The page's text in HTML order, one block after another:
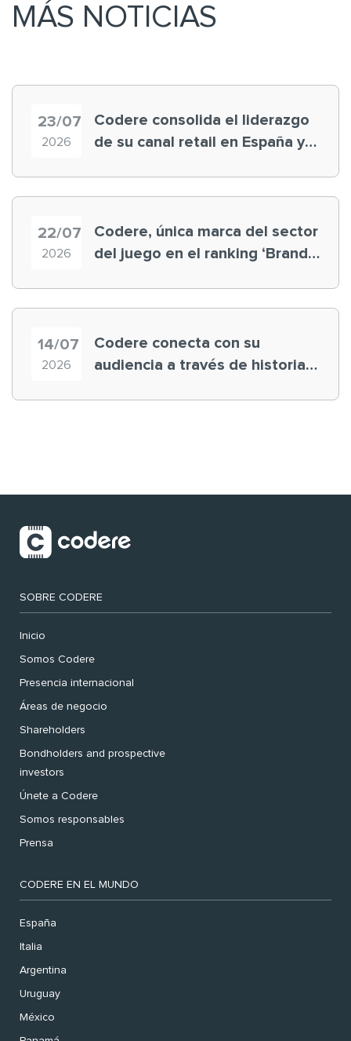
MÁS NOTICIAS
23/07
2026
Codere consolida el liderazgo
de su canal retail en España y
22/07
2026
Codere, única marca del sector
del juego en el ranking ‘Brand
14/07
2026
Codere conecta con su
audiencia a través de historias
SOBRE CODERE
Inicio
Somos Codere
Presencia internacional
Áreas de negocio
Shareholders
Bondholders and prospective
investors
Únete a Codere
Somos responsables
Prensa
CODERE EN EL MUNDO
España
Italia
Argentina
Uruguay
México